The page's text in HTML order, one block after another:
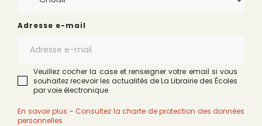
Adresse e-mail
Veuillez cocher la case et renseigner votre email si vous
souhaitez recevoir les actualités de La Librairie des Écoles
par voie électronique
En savoir plus - Consultez la charte de protection des données
personnelles